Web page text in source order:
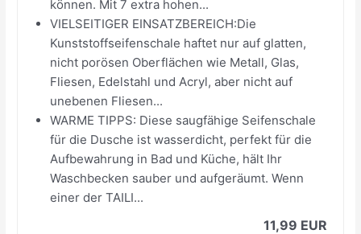
können. Mit 7 extra hohen...
VIELSEITIGER EINSATZBEREICH:Die
Kunststoffseifenschale haftet nur auf glatten,
nicht porösen Oberflächen wie Metall, Glas,
Fliesen, Edelstahl und Acryl, aber nicht auf
unebenen Fliesen...
WARME TIPPS: Diese saugfähige Seifenschale
für die Dusche ist wasserdicht, perfekt für die
Aufbewahrung in Bad und Küche, hält Ihr
Waschbecken sauber und aufgeräumt. Wenn
einer der TAILI...
11,99 EUR